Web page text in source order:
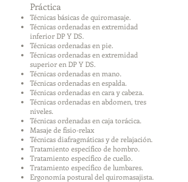
Práctica
Técnicas básicas de quiromasaje.
Técnicas ordenadas en extremidad
inferior DP Y DS.
Técnicas ordenadas en pie.
Técnicas ordenadas en extremidad
superior en DP Y DS.
Técnicas ordenadas en mano.
Técnicas ordenadas en espalda.
Técnicas ordenadas en cara y cabeza.
Técnicas ordenadas en abdomen, tres
niveles.
Técnicas ordenadas en caja torácica.
Masaje de fisio-relax
Técnicas diafragmáticas y de relajación.
Tratamiento específico de hombro.
Tratamiento específico de cuello.
Tratamiento específico de lumbares.
Ergonomía postural del quiromasajista.